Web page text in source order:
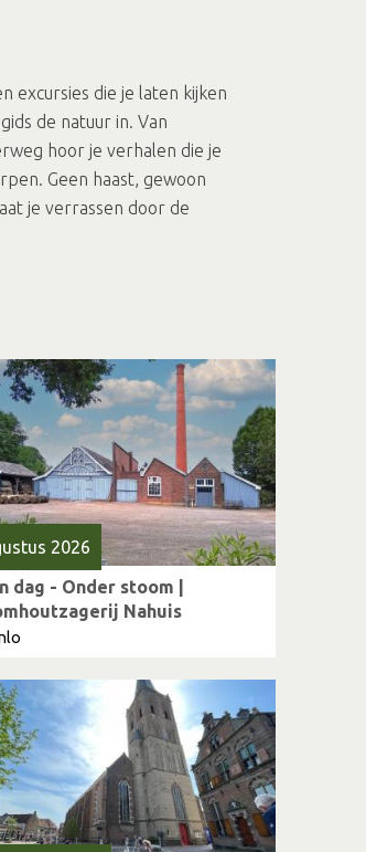
excursies die je laten kijken
de natuur in. Van
hoor je verhalen die je
Geen haast, gewoon
je verrassen door de
2026
dag - Onder stoom |
Nahuis